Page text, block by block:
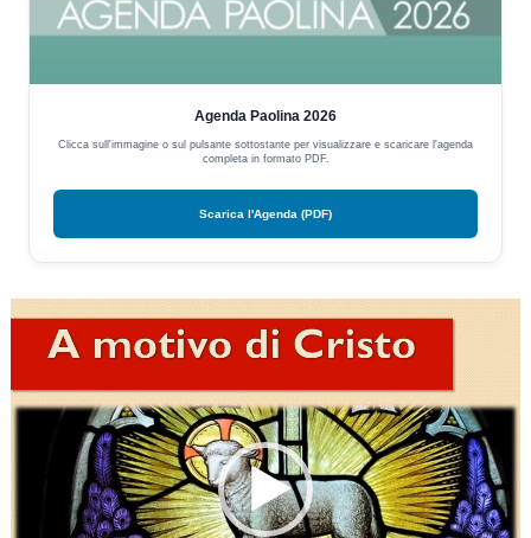
Agenda Paolina 2026
Clicca sull'immagine o sul pulsante sottostante per visualizzare e scaricare l'agenda
completa in formato PDF.
Scarica l'Agenda (PDF)
Player